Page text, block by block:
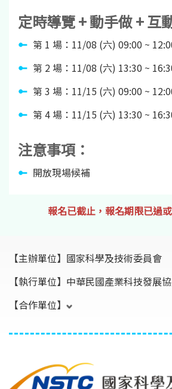
定時導覽 + 動手做 + 互
第 1 場：11/08 (六) 09:00 ~
第 2 場：11/08 (六) 13:30 ~
第 3 場：11/15 (六) 09:00 ~
第 4 場：11/15 (六) 13:30 ~
注意事項：
開放現場候補
報名已截止，報名期限已過
【主辦單位】 國家科學及技術委員會
【執行單位】 中華民國產業科技發展
【合作單位】